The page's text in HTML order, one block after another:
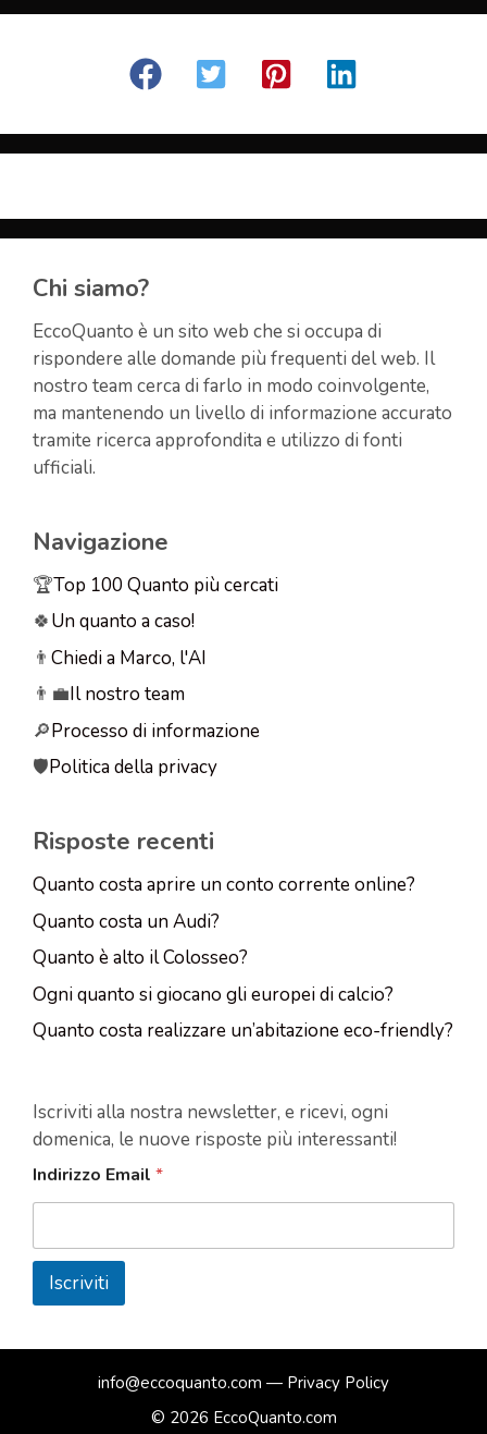
Chi siamo?
EccoQuanto è un sito web che si occupa di
rispondere alle domande più frequenti del web. Il
nostro team cerca di farlo in modo coinvolgente,
ma mantenendo un livello di informazione accurato
tramite ricerca approfondita e utilizzo di fonti
ufficiali.
Navigazione
🏆Top 100 Quanto più cercati
🍀Un quanto a caso!
👨 Chiedi a Marco, l'AI
👨‍💼Il nostro team
🔎Processo di informazione
🛡️Politica della privacy
Risposte recenti
Quanto costa aprire un conto corrente online?
Quanto costa un Audi?
Quanto è alto il Colosseo?
Ogni quanto si giocano gli europei di calcio?
Quanto costa realizzare un’abitazione eco-friendly?
Iscriviti alla nostra newsletter, e ricevi, ogni
domenica, le nuove risposte più interessanti!
Indirizzo Email *
Iscriviti
info@eccoquanto.com — Privacy Policy
© 2026 EccoQuanto.com